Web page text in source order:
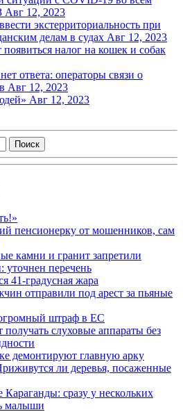
Авг 12, 2023
экстерриториальность при
делам в судах Авг 12, 2023
налог на кошек и собак
ответа: операторы связи о
Авг 12, 2023
Авг 12, 2023
пенсионерку от мошенников, сам
камни и гранит запретили
уточнен перечень
41-градусная жара
отправили под арест за пьяные
штраф в ЕС
получать слуховые аппараты без
демонтируют главную арку
ли деревья, посаженные
Караганды: сразу у нескольких
малыши